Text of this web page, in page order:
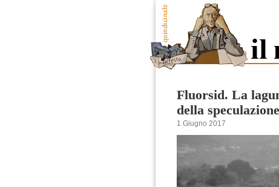
Fluorsid. La
della speculazione
1 Giugno 2017